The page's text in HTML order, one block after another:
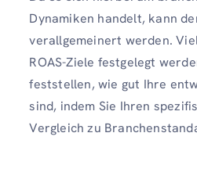
Dynamiken handelt, kann
verallgemeinert werden.
ROAS-Ziele festgelegt
feststellen, wie gut Ihre
sind, indem Sie Ihren
Vergleich zu